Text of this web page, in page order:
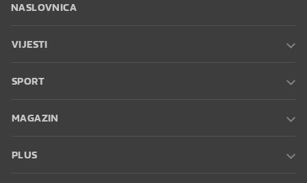
NASLOVNICA
VIJESTI
SPORT
MAGAZIN
PLUS